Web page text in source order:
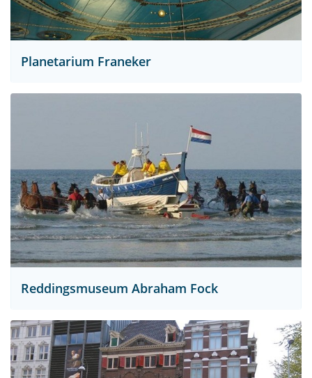
Planetarium Franeker
Reddingsmuseum Abraham Fock